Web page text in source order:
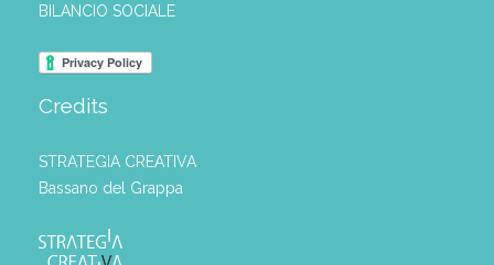
BILANCIO SOCIALE
Credits
STRATEGIA CREATIVA
Bassano del Grappa